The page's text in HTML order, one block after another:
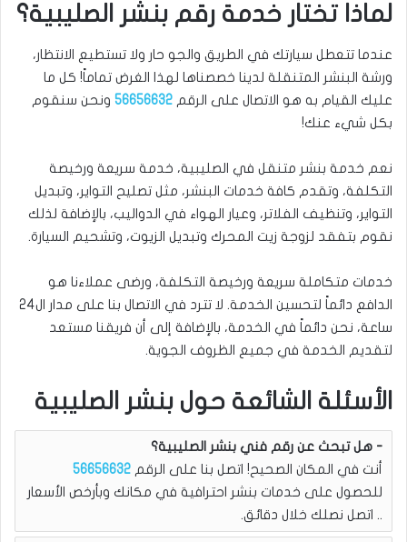
لماذا تختار خدمة رقم بنشر الصليبية؟
عندما تتعطل سيارتك في الطريق والجو حار ولا تستطيع الانتظار،
ورشة البنشر المتنقلة لدينا خصصناها لهذا الغرض تماماً! كل ما
عليك القيام به هو الاتصال على الرقم 56656632 ونحن سنقوم
بكل شيء عنك!
نعم خدمة بنشر متنقل في الصليبية، خدمة سريعة ورخيصة
التكلفة، وتقدم كافة خدمات البنشر، مثل تصليح التواير، وتبديل
التواير، وتنظيف الفلاتر، وعيار الهواء في الدواليب، بالإضافة لذلك
نقوم بتفقد لزوجة زيت المحرك وتبديل الزيوت، وتشحيم السيارة.
خدمات متكاملة سريعة ورخيصة التكلفة، ورضى عملاءنا هو
الدافع دائماً لتحسين الخدمة. لا تترد في الاتصال بنا على مدار ال24
ساعة، نحن دائماً في الخدمة، بالإضافة إلى أن فريقنا مستعد
لتقديم الخدمة في جميع الظروف الجوية.
الأسئلة الشائعة حول بنشر الصليبية
هل تبحث عن رقم فني بنشر الصليبية؟
أنت في المكان الصحيح! اتصل بنا على الرقم 56656632
للحصول على خدمات بنشر احترافية في مكانك وبأرخص الأسعار
.. اتصل نصلك خلال دقائق.